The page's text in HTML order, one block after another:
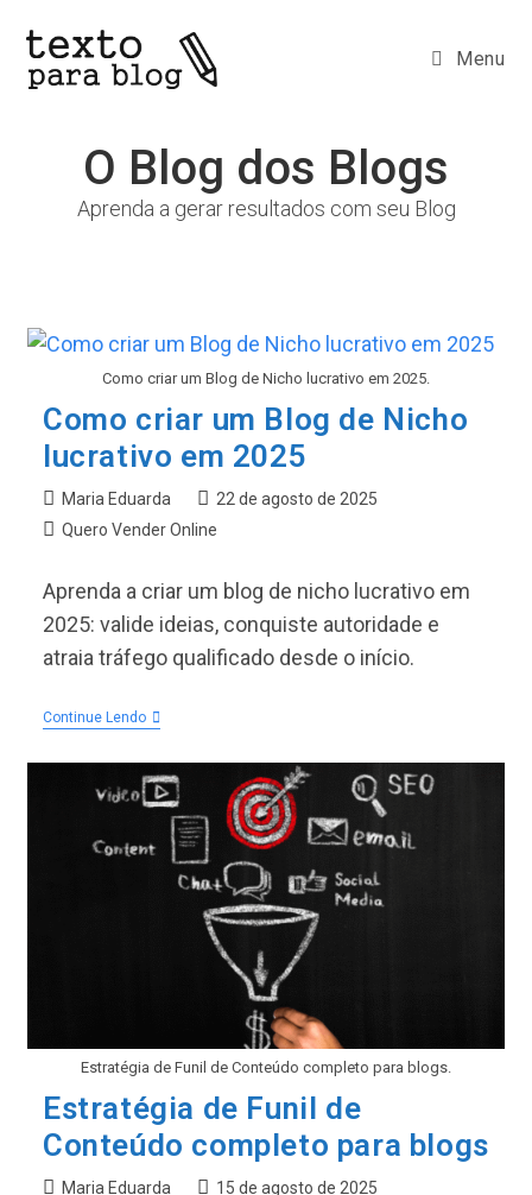
para
conteúdo
Menu
O Blog dos Blogs
Aprenda a gerar resultados com seu Blog
Como criar um Blog de Nicho lucrativo em 2025.
Como criar um Blog de Nicho
lucrativo em 2025
Autor
do
Maria Eduarda
Post
publicado:
22 de agosto de 2025
Categoria
post:
Quero Vender Online
Aprenda a criar um blog de nicho lucrativo em
2025: valide ideias, conquiste autoridade e
atraia tráfego qualificado desde o início.
Continue LendoComo
Blog
De
Nicho
Lucrativo
Em
2025
Estratégia de Funil de Conteúdo completo para blogs.
Estratégia de Funil de
Conteúdo completo para blogs
AutorMaria Eduarda
Post15 de agosto de 2025